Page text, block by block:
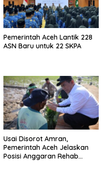
Pemerintah Aceh Lantik 228
ASN Baru untuk 22 SKPA
Usai Disorot Amran,
Pemerintah Aceh Jelaskan
Posisi Anggaran Rehab